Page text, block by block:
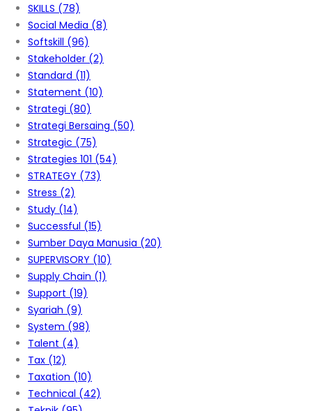
SKILLS (78)
Social Media (8)
Softskill (96)
Stakeholder (2)
Standard (11)
Statement (10)
Strategi (80)
Strategi Bersaing (50)
Strategic (75)
Strategies 101 (54)
STRATEGY (73)
Stress (2)
Study (14)
Successful (15)
Sumber Daya Manusia (20)
SUPERVISORY (10)
Supply Chain (1)
Support (19)
Syariah (9)
System (98)
Talent (4)
Tax (12)
Taxation (10)
Technical (42)